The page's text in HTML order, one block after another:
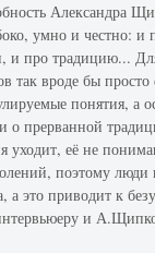
Александра
умно и честно: и
и про традицию...
так вроде бы просто
понятия, а
о прерванной
уходит, её не
поэтому люди
а это приводит к
и